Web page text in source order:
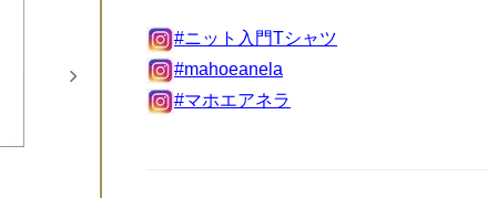
#ニット入門Tシャツ
#mahoeanela
#マホエアネラ